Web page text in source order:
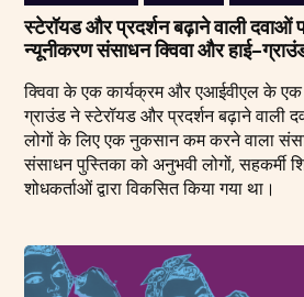
स्टेरॉयड और प्रदर्शन बढ़ाने वाली दवाओं
न्यूनीकरण संसाधन क्विवा और हाई-ग्राउंड
क्विवा के एक कार्यक्रम और एआईवीएल के
ग्राउंड ने स्टेरॉयड और प्रदर्शन बढ़ाने वाली
लोगों के लिए एक नुकसान कम करने वाला
संसाधन पुस्तिका को अनुभवी लोगों, सहकर्मी
शोधकर्ताओं द्वारा विकसित किया गया था।